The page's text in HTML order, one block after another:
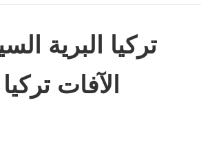
تركيا البرية
الآفات